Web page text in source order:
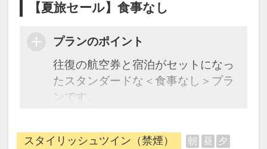
【夏旅セール】食事なし
プランのポイント
往復の航空券と宿泊がセットになっ
たスタンダードな＜食事なし＞プラ
ンです。
都心を東西に貫く平和大通り沿い、
平和都市『広島に』シンボリックに
スタイリッシュツイン（禁煙） 朝 昼 夕